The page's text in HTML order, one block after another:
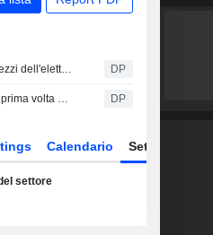
Reiche prevede un calo dei prezzi dell'elettricità nel medio termine DP
L'idrogeno verde fluisce per la prima volta da Lingen verso la regione della Ruhr DP
Calendario Settore
settore